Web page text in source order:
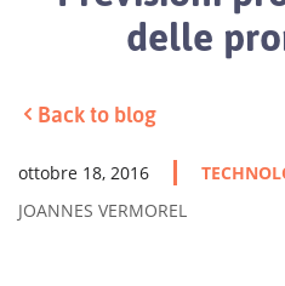
delle
Back to blog
ottobre 18, 2016
JOANNES VERMOREL